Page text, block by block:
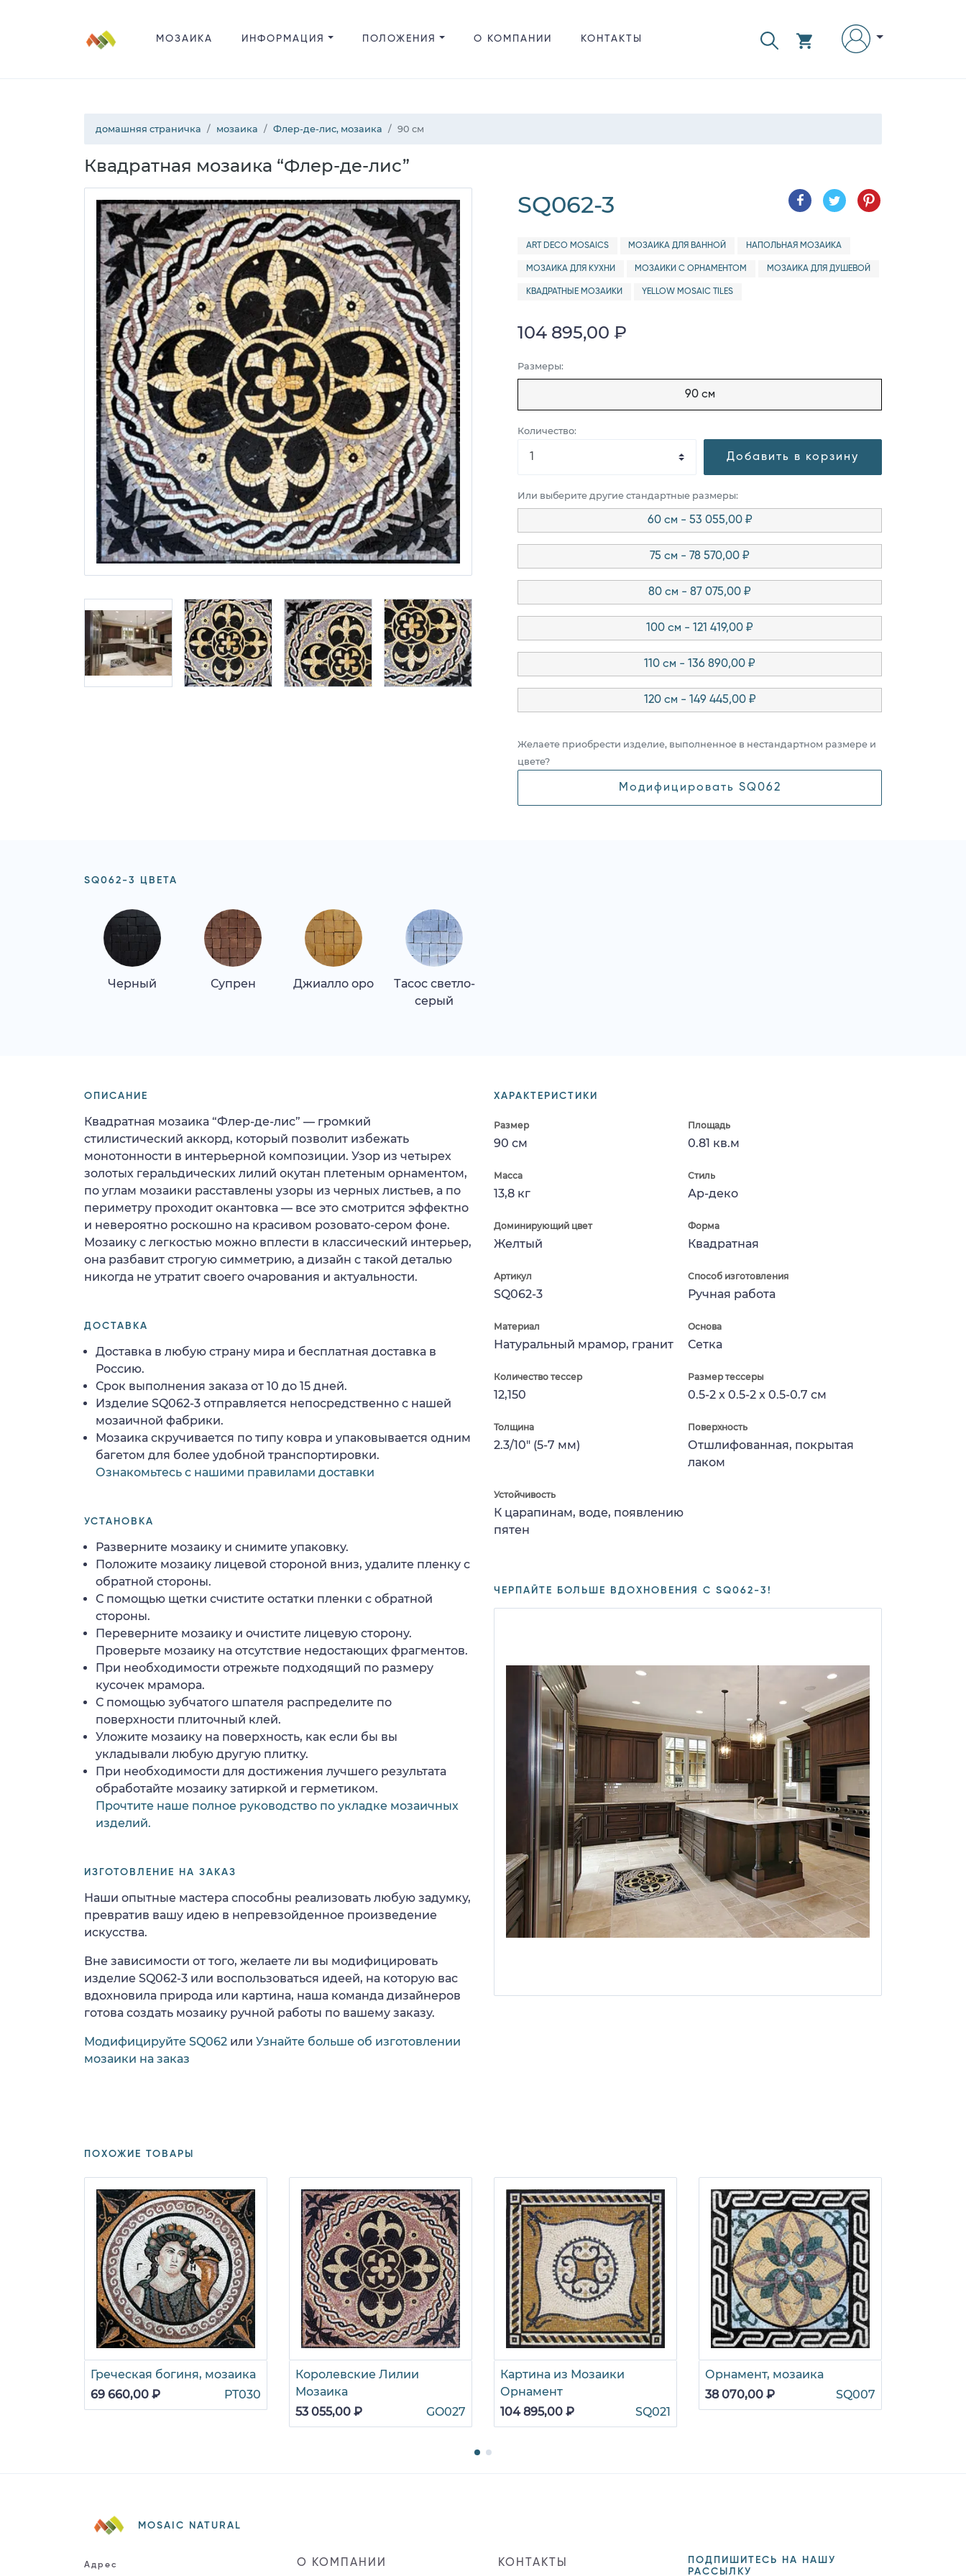
МОЗАИКА ИНФОРМАЦИЯ ПОЛОЖЕНИЯ О КОМПАНИИ КОНТАКТЫ
домашняя страничка мозаика Флер-де-лис, мозаика 90 см
Квадратная мозаика “Флер-де-лис”
SQ062-3
ART DECO MOSAICS МОЗАИКА ДЛЯ ВАННОЙ НАПОЛЬНАЯ МОЗАИКА
МОЗАИКА ДЛЯ КУХНИ МОЗАИКИ С ОРНАМЕНТОМ МОЗАИКА ДЛЯ ДУШЕВОЙ
КВАДРАТНЫЕ МОЗАИКИ YELLOW MOSAIC TILES
104 895,00 ₽
Размеры:
90 см
Количество:
Добавить в корзину
Или выберите другие стандартные размеры:
60 см - 53 055,00 ₽
75 см - 78 570,00 ₽
80 см - 87 075,00 ₽
100 см - 121 419,00 ₽
110 см - 136 890,00 ₽
120 см - 149 445,00 ₽
Желаете приобрести изделие, выполненное в нестандартном размере и
цвете?
Модифицировать SQ062
SQ062-3 ЦВЕТА
Черный Супрен Джиалло оро
Тасос светло-
серый
ХАРАКТЕРИСТИКИ
Размер
90 см
Площадь
0.81 кв.м
Масса
13,8 кг
Стиль
Ар-деко
Доминирующий цвет
Желтый
Форма
Квадратная
Артикул
SQ062-3
Способ изготовления
Ручная работа
Материал
Натуральный мрамор, гранит
Основа
Сетка
Количество тессер
12,150
Размер тессеры
0.5-2 x 0.5-2 x 0.5-0.7 см
Толщина
2.3/10" (5-7 мм)
Поверхность
Отшлифованная, покрытая
лаком
Устойчивость
К царапинам, воде, появлению
пятен
ЧЕРПАЙТЕ БОЛЬШЕ ВДОХНОВЕНИЯ С SQ062-3!
ОПИСАНИЕ
Квадратная мозаика “Флер-де-лис” — громкий
стилистический аккорд, который позволит избежать
монотонности в интерьерной композиции. Узор из четырех
золотых геральдических лилий окутан плетеным орнаментом,
по углам мозаики расставлены узоры из черных листьев, а по
периметру проходит окантовка — все это смотрится эффектно
и невероятно роскошно на красивом розовато-сером фоне.
Мозаику с легкостью можно вплести в классический интерьер,
она разбавит строгую симметрию, а дизайн с такой деталью
никогда не утратит своего очарования и актуальности.
ДОСТАВКА
Доставка в любую страну мира и бесплатная доставка в
Россию.
Срок выполнения заказа от 10 до 15 дней.
Изделие SQ062-3 отправляется непосредственно с нашей
мозаичной фабрики.
Мозаика скручивается по типу ковра и упаковывается одним
багетом для более удобной транспортировки.
Ознакомьтесь с нашими правилами доставки
УСТАНОВКА
Разверните мозаику и снимите упаковку.
Положите мозаику лицевой стороной вниз, удалите пленку с
обратной стороны.
С помощью щетки счистите остатки пленки с обратной
стороны.
Переверните мозаику и очистите лицевую сторону.
Проверьте мозаику на отсутствие недостающих фрагментов.
При необходимости отрежьте подходящий по размеру
кусочек мрамора.
С помощью зубчатого шпателя распределите по
поверхности плиточный клей.
Уложите мозаику на поверхность, как если бы вы
укладывали любую другую плитку.
При необходимости для достижения лучшего результата
обработайте мозаику затиркой и герметиком.
Прочтите наше полное руководство по укладке мозаичных
изделий.
ИЗГОТОВЛЕНИЕ НА ЗАКАЗ
Наши опытные мастера способны реализовать любую задумку,
превратив вашу идею в непревзойденное произведение
искусства.
Вне зависимости от того, желаете ли вы модифицировать
изделие SQ062-3 или воспользоваться идеей, на которую вас
вдохновила природа или картина, наша команда дизайнеров
готова создать мозаику ручной работы по вашему заказу.
Модифицируйте SQ062 или Узнайте больше об изготовлении
мозаики на заказ
ПОХОЖИЕ ТОВАРЫ
Греческая богиня, мозаика
69 660,00 ₽
PT030
Королевские Лилии
Мозаика
53 055,00 ₽
GO027
Картина из Мозаики
Орнамент
104 895,00 ₽
SQ021
Орнамент, мозаика
38 070,00 ₽
SQ007
MOSAIC NATURAL
Адрес О КОМПАНИИ КОНТАКТЫ
ПОДПИШИТЕСЬ НА НАШУ
РАССЫЛКУ